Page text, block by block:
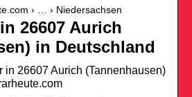
› … › Niedersachsen
26607 Aurich
in Deutschland
in 26607 Aurich (Tannenhausen)